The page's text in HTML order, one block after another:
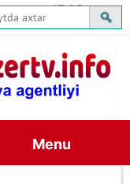
17:35
Menu